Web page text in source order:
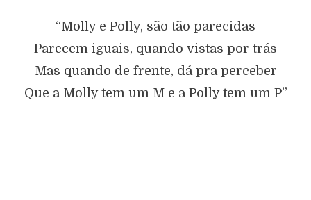
“Molly e Polly, são tão parecidas
Parecem iguais, quando vistas por trás
Mas quando de frente, dá pra perceber
Que a Molly tem um M e a Polly tem um P”